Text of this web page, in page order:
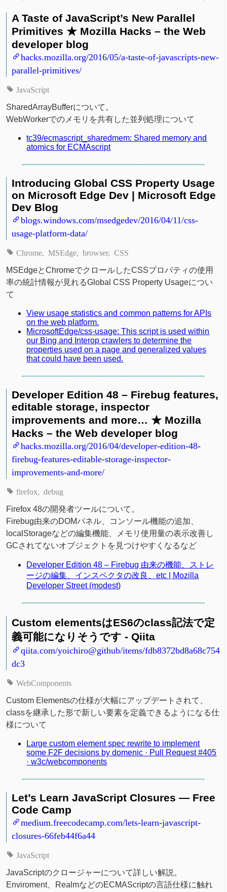
A Taste of JavaScript’s New Parallel
Primitives ★ Mozilla Hacks – the Web
developer blog
hacks.mozilla.org/2016/05/a-taste-of-javascripts-new-
parallel-primitives/
JavaScript
SharedArrayBufferについて。
WebWorkerでのメモリを共有した並列処理について
tc39/ecmascript_sharedmem: Shared memory and
atomics for ECMAscript
Introducing Global CSS Property Usage
on Microsoft Edge Dev | Microsoft Edge
Dev Blog
blogs.windows.com/msedgedev/2016/04/11/css-
usage-platform-data/
Chrome MSEdge browser CSS
MSEdgeとChromeでクロールしたCSSプロパティの使用
率の統計情報が見れるGlobal CSS Property Usageについ
て
View usage statistics and common patterns for APIs
on the web platform.
MicrosoftEdge/css-usage: This script is used within
our Bing and Interop crawlers to determine the
properties used on a page and generalized values
that could have been used.
Developer Edition 48 – Firebug features,
editable storage, inspector
improvements and more… ★ Mozilla
Hacks – the Web developer blog
hacks.mozilla.org/2016/04/developer-edition-48-
firebug-features-editable-storage-inspector-
improvements-and-more/
firefox debug
Firefox 48の開発者ツールについて。
Firebug由来のDOMパネル、コンソール機能の追加、
localStorageなどの編集機能、メモリ使用量の表示改善し
GCされてないオブジェクトを見つけやすくなるなど
Developer Edition 48 – Firebug 由来の機能、ストレ
ージの編集、インスペクタの改良、etc | Mozilla
Developer Street (modest)
Custom elementsはES6のclass記法で定
義可能になりそうです - Qiita
qiita.com/yoichiro@github/items/fdb8372bd8a68c754
dc3
WebComponents
Custom Elementsの仕様が大幅にアップデートされて、
classを継承した形で新しい要素を定義できるようになる仕
様について
Large custom element spec rewrite to implement
some F2F decisions by domenic · Pull Request #405
· w3c/webcomponents
Let’s Learn JavaScript Closures — Free
Code Camp
medium.freecodecamp.com/lets-learn-javascript-
closures-66feb44f6a44
JavaScript
JavaScriptのクロージャーについて詳しい解説。
Enviroment、RealmなどのECMAScriptの言語仕様に触れ